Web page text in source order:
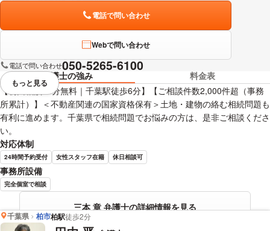
電話で問い合わせ
Webで問い合わせ
電話で問い合わせ050-5265-6100
弁護士の強み
料金表
【初回相談60分無料｜千葉駅徒歩6分】【ご相談件数2,000件超（事務
所累計）】＜不動産関連の国家資格保有＞土地・建物の絡む相続問題も
有利に進めます。千葉県で相続問題でお悩みの方は、是非ご相談くださ
い。
対応体制
24時間予約受付 女性スタッフ在籍 休日相談可
事務所設備
完全個室で相談
三本 章 弁護士の詳細情報を見る
視覚的に省略されている要素を
もっと見る
千葉県 柏市柏駅徒歩2分